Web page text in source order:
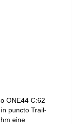
ONE44 C:62
puncto Trail-
eine